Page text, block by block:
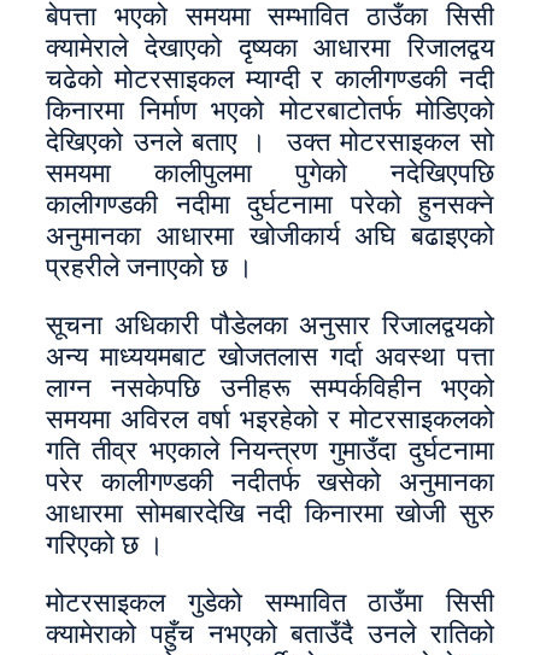
बेपत्ता भएको समयमा सम्भावित ठाउँका सिसी
क्यामेराले देखाएको दृष्यका आधारमा रिजालद्वय
चढेको मोटरसाइकल म्याग्दी र कालीगण्डकी नदी
किनारमा निर्माण भएको मोटरबाटोतर्फ मोडिएको
देखिएको उनले बताए । उक्त मोटरसाइकल सो
समयमा कालीपुलमा पुगेको नदेखिएपछि
कालीगण्डकी नदीमा दुर्घटनामा परेको हुनसक्ने
अनुमानका आधारमा खोजीकार्य अघि बढाइएको
प्रहरीले जनाएको छ ।
सूचना अधिकारी पौडेलका अनुसार रिजालद्वयको
अन्य माध्ययमबाट खोजतलास गर्दा अवस्था पत्ता
लाग्न नसकेपछि उनीहरू सम्पर्कविहीन भएको
समयमा अविरल वर्षा भइरहेको र मोटरसाइकलको
गति तीव्र भएकाले नियन्त्रण गुमाउँदा दुर्घटनामा
परेर कालीगण्डकी नदीतर्फ खसेको अनुमानका
आधारमा सोमबारदेखि नदी किनारमा खोजी सुरु
गरिएको छ ।
मोटरसाइकल गुडेको सम्भावित ठाउँमा सिसी
क्यामेराको पहुँच नभएको बताउँदै उनले रातिको